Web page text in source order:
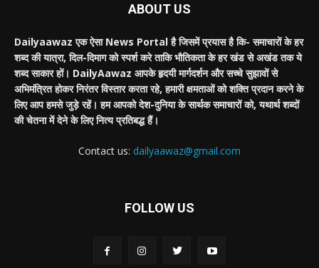
ABOUT US
Dailyaawaz एक ऐसा News Portal है जिसमें प्रयास है कि- समाचारों के हर
शब्द की यात्रा, दिल-दिमाग को स्पर्श करे ताकि भौतिकता के हर खंड से अखंड तक ये
शब्द साकार हों। DailyAawaz आपके हृदयी मार्गदर्शन और सच्चे सुझावों से
अभिमंत्रित होकर निरंतर विस्तार करता रहे, हमारी क्षमताओं को शक्ति प्रदान करने के
लिए आप हमसे जुड़े रहें। हम आपको देश-दुनिया के सार्थक समाचारों को, यथार्थ शब्दों
की चेतना में देने के लिए नित्य प्रतिबद्ध हैं।
Contact us: dailyaawaz@gmail.com
FOLLOW US